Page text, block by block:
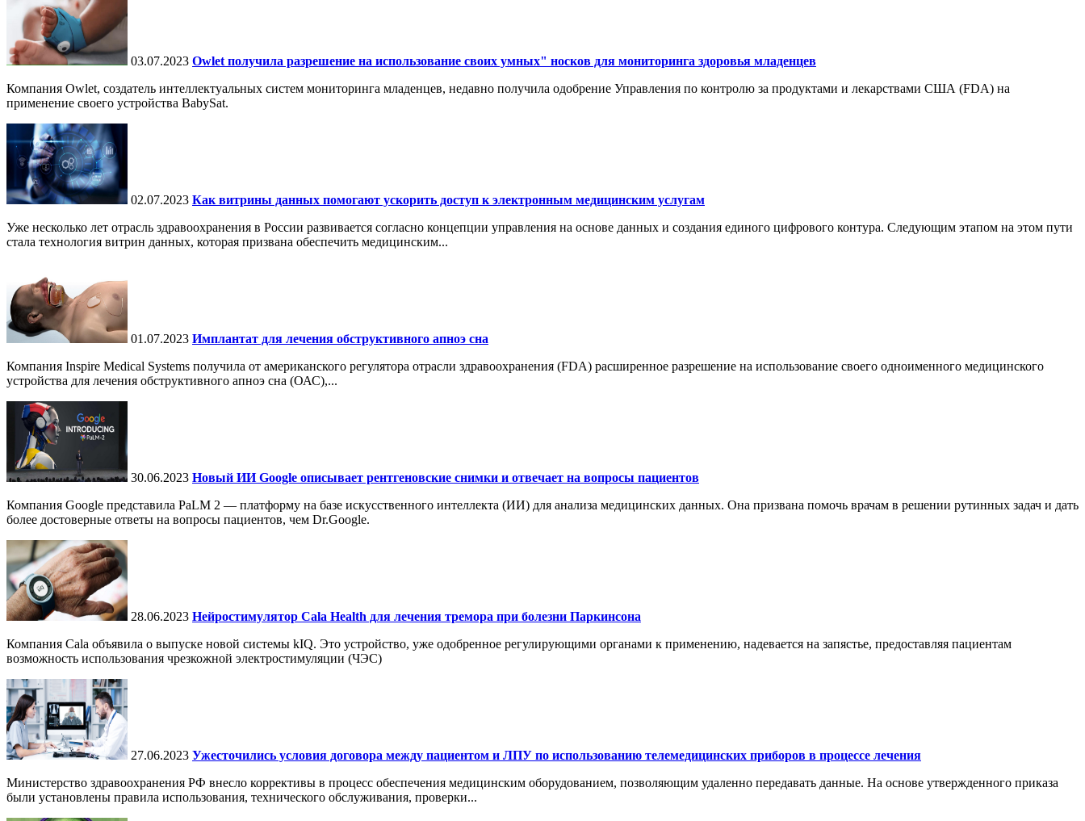
03.07.2023 Owlet получила разрешение на использование своих умных" носков для мониторинга здоровья младенцев
Компания Owlet, создатель интеллектуальных систем мониторинга младенцев, недавно получила одобрение Управления по контролю за продуктами и лекарствами США (FDA) на
применение своего устройства BabySat.
02.07.2023 Как витрины данных помогают ускорить доступ к электронным медицинским услугам
Уже несколько лет отрасль здравоохранения в России развивается согласно концепции управления на основе данных и создания единого цифрового контура. Следующим этапом на этом пути
стала технология витрин данных, которая призвана обеспечить медицинским...
01.07.2023 Имплантат для лечения обструктивного апноэ сна
Компания Inspire Medical Systems получила от американского регулятора отрасли здравоохранения (FDA) расширенное разрешение на использование своего одноименного медицинского
устройства для лечения обструктивного апноэ сна (ОАС),...
30.06.2023 Новый ИИ Google описывает рентгеновские снимки и отвечает на вопросы пациентов
Компания Google представила PaLM 2 — платформу на базе искусственного интеллекта (ИИ) для анализа медицинских данных. Она призвана помочь врачам в решении рутинных задач и дать
более достоверные ответы на вопросы пациентов, чем Dr.Google.
28.06.2023 Нейростимулятор Cala Health для лечения тремора при болезни Паркинсона
Компания Cala объявила о выпуске новой системы kIQ. Это устройство, уже одобренное регулирующими органами к применению, надевается на запястье, предоставляя пациентам
возможность использования чрезкожной электростимуляции (ЧЭС)
27.06.2023 Ужесточились условия договора между пациентом и ЛПУ по использованию телемедицинских приборов в процессе лечения
Министерство здравоохранения РФ внесло коррективы в процесс обеспечения медицинским оборудованием, позволяющим удаленно передавать данные. На основе утвержденного приказа
были установлены правила использования, технического обслуживания, проверки...